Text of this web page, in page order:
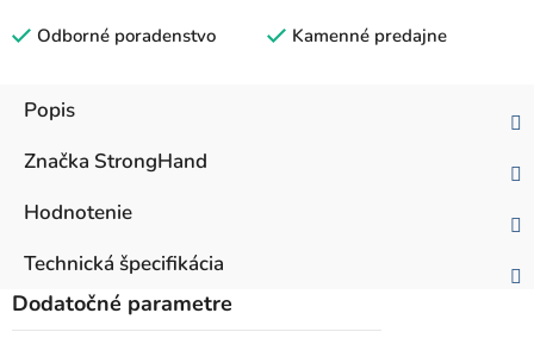
Odborné poradenstvo Kamenné predajne
Popis
Značka StrongHand
Hodnotenie
Technická špecifikácia
Dodatočné parametre